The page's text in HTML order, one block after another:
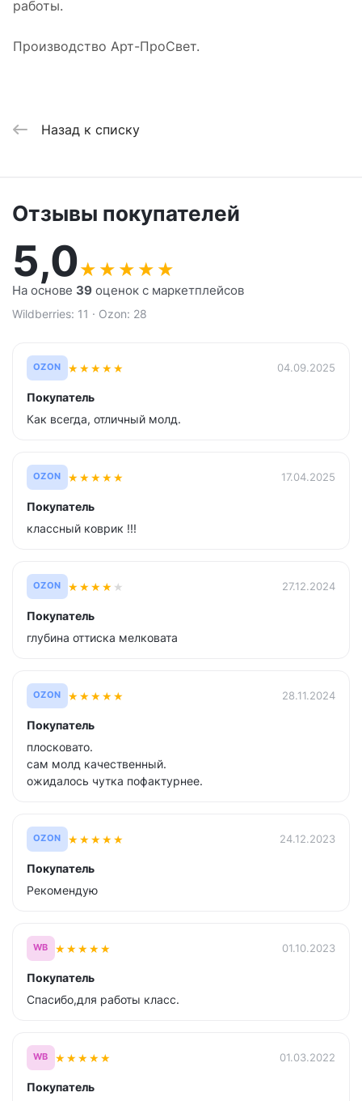
работы.
Производство Арт-ПроСвет.
Назад к списку
Отзывы покупателей
5,0★ ★ ★ ★ ★
На основе 39 оценок с маркетплейсов
Wildberries: 11 · Ozon: 28
OZON ★★★★★ 04.09.2025
Покупатель
Как всегда, отличный молд.
OZON ★★★★★ 17.04.2025
Покупатель
классный коврик !!!
OZON ★★★★ ★ 27.12.2024
Покупатель
глубина оттиска мелковата
OZON ★★★★★ 28.11.2024
Покупатель
плосковато.
сам молд качественный.
ожидалось чутка пофактурнее.
OZON ★★★★★ 24.12.2023
Покупатель
Рекомендую
WB ★★★★★ 01.10.2023
Покупатель
Спасибо,для работы класс.
WB ★★★★★ 01.03.2022
Покупатель